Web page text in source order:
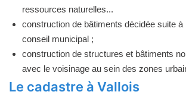
ressources naturelles...
construction de bâtiments décidée suite à
conseil municipal ;
construction de structures et bâtiments
avec le voisinage au sein des zones
Le cadastre à Vallois